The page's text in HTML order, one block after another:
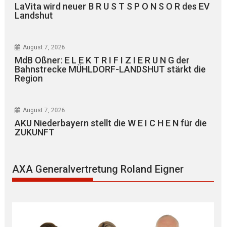
LaVita wird neuer B R U S T S P O N S O R des EV
Landshut
August 7, 2026
MdB Oßner: E L E K T R I F I Z I E R U N G der
Bahnstrecke MÜHLDORF-LANDSHUT stärkt die
Region
August 7, 2026
AKU Niederbayern stellt die W E I C H E N für die
ZUKUNFT
AXA Generalvertretung Roland Eigner